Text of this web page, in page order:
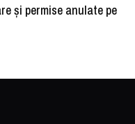
și permise anulate pe